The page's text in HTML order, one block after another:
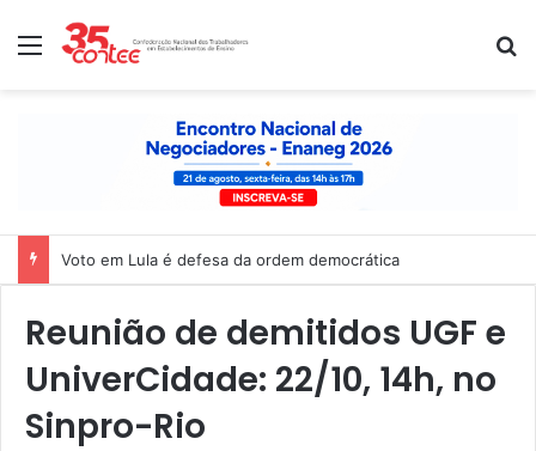
Menu
Voto em Lula é defesa da ordem democrática
Reunião de demitidos UGF e
UniverCidade: 22/10, 14h, no
Sinpro-Rio